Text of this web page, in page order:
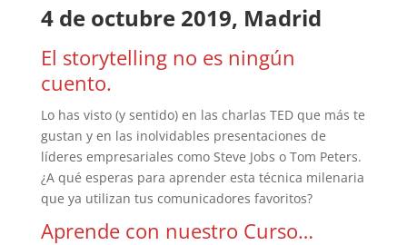
4 de octubre 2019, Madrid
El storytelling no es ningún
cuento.
Lo has visto (y sentido) en las charlas TED que más te
gustan y en las inolvidables presentaciones de
líderes empresariales como Steve Jobs o Tom Peters.
¿A qué esperas para aprender esta técnica milenaria
que ya utilizan tus comunicadores favoritos?
Aprende con nuestro Curso…